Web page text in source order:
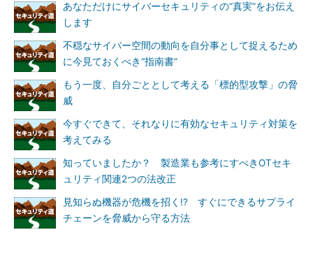
あなただけにサイバーセキュリティの“真実”をお伝え
します
不穏なサイバー空間の動向を自分事として捉えるため
に今見ておくべき“指南書”
もう一度、自分ごととして考える「標的型攻撃」の脅
威
今すぐできて、それなりに有効なセキュリティ対策を
考えてみる
知っていましたか？ 製造業も参考にすべきOTセキ
ュリティ関連2つの法改正
見知らぬ機器が危機を招く!? すぐにできるサプライ
チェーンを脅威から守る方法